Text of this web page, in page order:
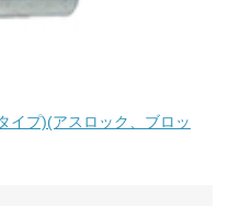
イプ)(アスロック、ブロッ